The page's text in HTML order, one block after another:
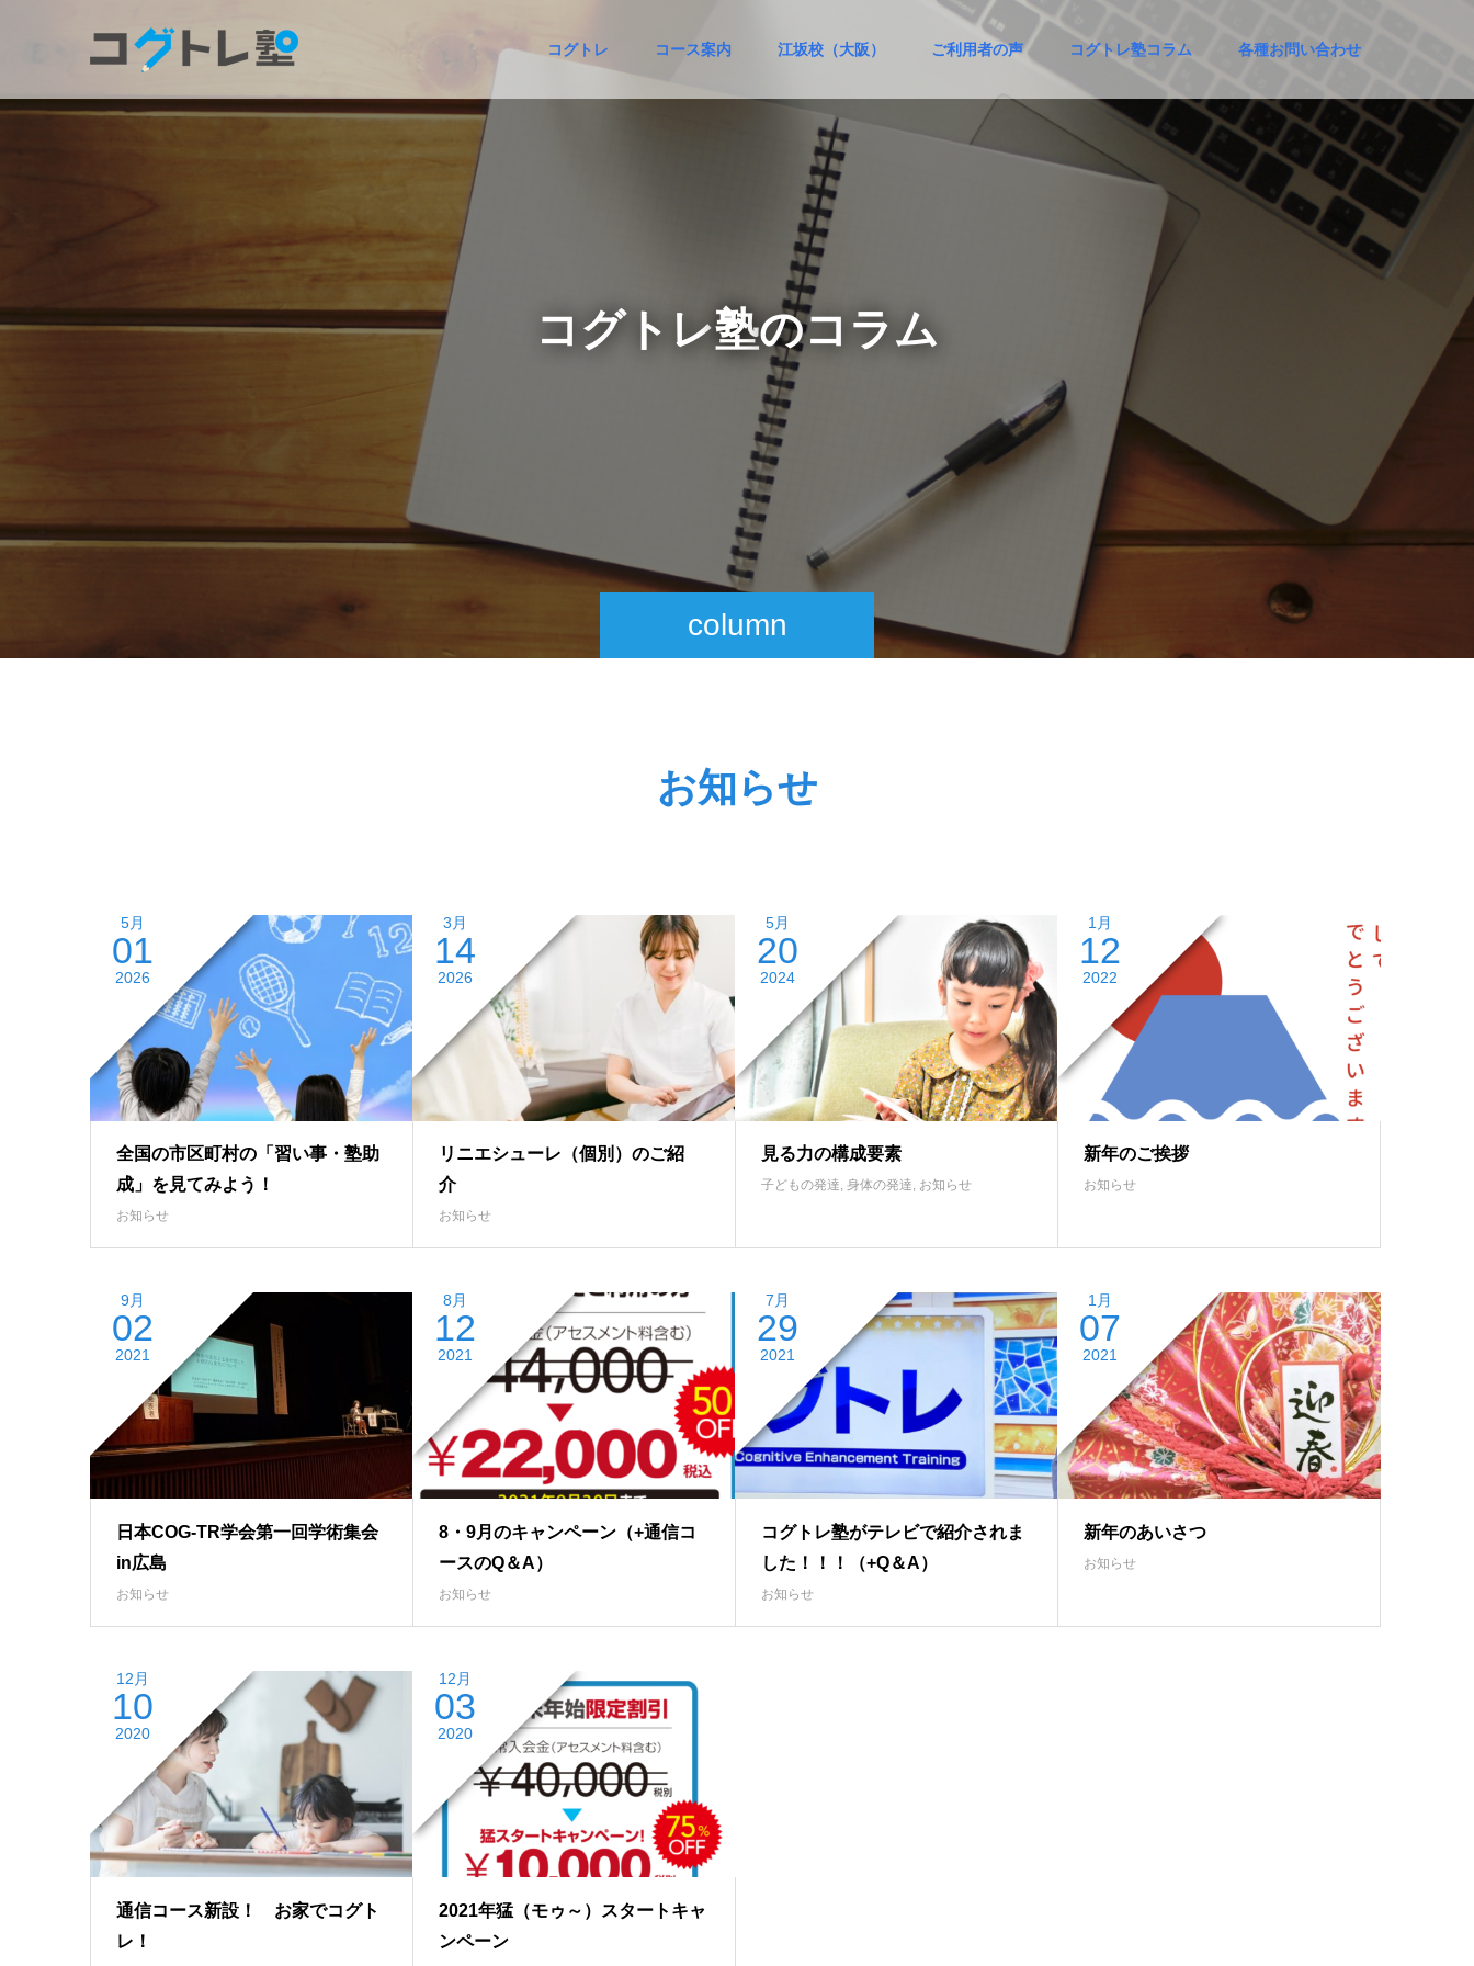
コグトレ コース案内 江坂校（大阪） ご利用者の声 コグトレ塾コラム 各種お問い合わせ
column
コ グト レ塾のコ ラム
お知らせ
5月
01
2026
全国の市区町村の「習い事・塾助
成」を見てみよう！
お知らせ
3月
14
2026
リニエシューレ（個別）のご紹
介
お知らせ
5月
20
2024
見る力の構成要素
子どもの発達, 身体の発達, お知らせ
1月
12
2022
新年のご挨拶
お知らせ
9月
02
2021
日本COG-TR学会第一回学術集会
in広島
お知らせ
8月
12
2021
8・9月のキャンペーン（+通信コ
ースのQ＆A）
お知らせ
7月
29
2021
コグトレ塾がテレビで紹介されま
した！！！（+Q＆A）
お知らせ
1月
07
2021
新年のあいさつ
お知らせ
12月
10
2020
通信コース新設！ お家でコグト
レ！
12月
03
2020
2021年猛（モゥ～）スタートキャ
ンペーン